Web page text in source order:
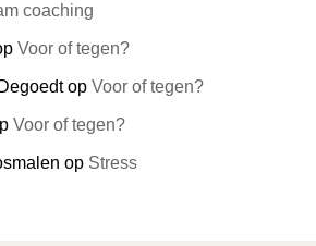
coaching
Voor of tegen?
op Voor of tegen?
Voor of tegen?
op Stress